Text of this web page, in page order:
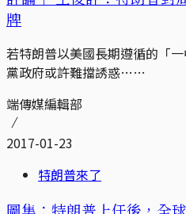
牌
若特朗普以美國長期遵循的「
黨政府或許難擋誘惑……
端傳媒編輯部
2017-01-23
特朗普來了